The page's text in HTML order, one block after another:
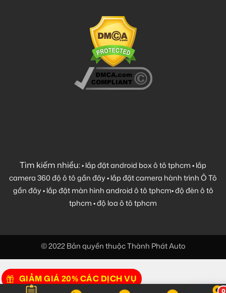
Tìm kiếm nhiều:•lắp đặt android box ô tô tphcm•lắp
camera 360 độ ô tô gần đây•lắp đặt camera hành trình Ô Tô
gần đây•lắp đặt màn hình android ô tô tphcm•độ đèn ô tô
tphcm•độ loa ô tô tphcm
GIẢM GIÁ 20% CÁC DỊCH VỤ
© 2022 Bản quyền thuộc Thành Phát Auto